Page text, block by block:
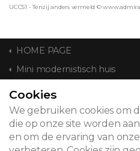
UCC51 - Tenzij anders vermeld ©
HOME PAGE
Mini modernistisch huis
CONTACT
Cookies
We gebruiken cookies om
die op onze site worden
en om de ervaring van